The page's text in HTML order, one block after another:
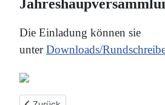
Die Einladung können sie
unterDownloads/